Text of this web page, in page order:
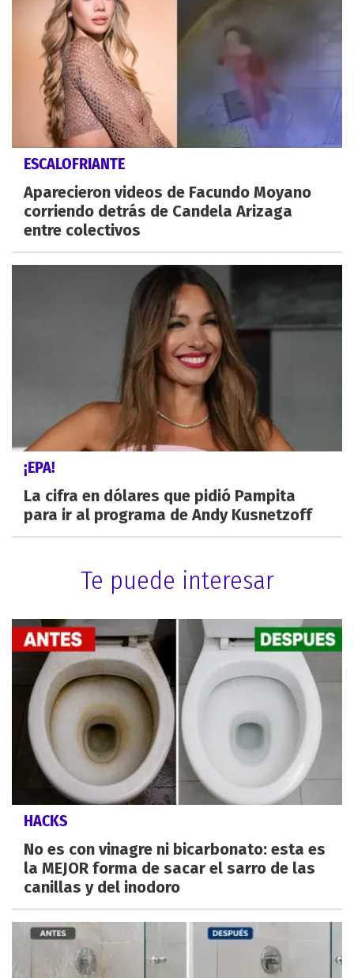
ESCALOFRIANTE
Aparecieron videos de Facundo Moyano
corriendo detrás de Candela Arizaga
entre colectivos
¡EPA!
La cifra en dólares que pidió Pampita
para ir al programa de Andy Kusnetzoff
Te puede interesar
HACKS
No es con vinagre ni bicarbonato: esta es
la MEJOR forma de sacar el sarro de las
canillas y del inodoro